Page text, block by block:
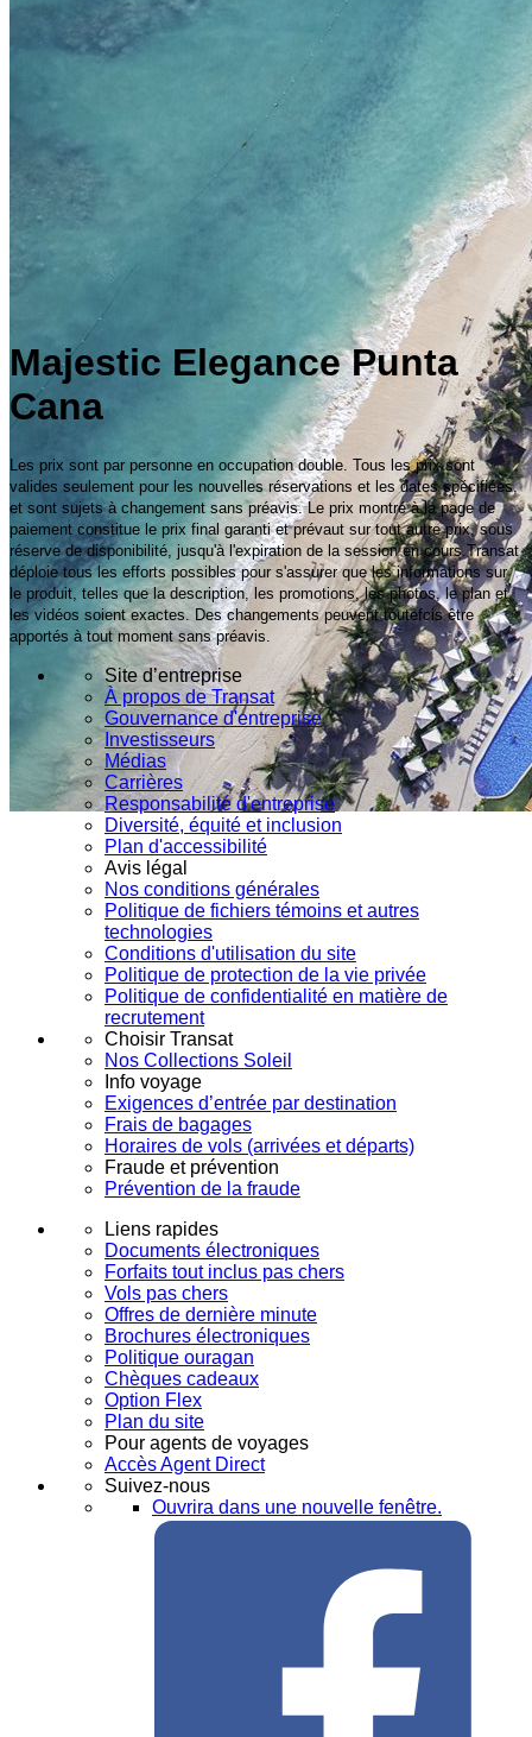
Majestic Elegance Punta
Cana
Les prix sont par personne en occupation double. Tous les prix sont
valides seulement pour les nouvelles réservations et les dates spécifiées,
et sont sujets à changement sans préavis. Le prix montré à la page de
paiement constitue le prix final garanti et prévaut sur tout autre prix, sous
réserve de disponibilité, jusqu'à l'expiration de la session en cours.Transat
déploie tous les efforts possibles pour s'assurer que les informations sur
le produit, telles que la description, les promotions, les photos, le plan et
les vidéos soient exactes. Des changements peuvent toutefois être
apportés à tout moment sans préavis.
Site d’entreprise
À propos de Transat
Gouvernance d'entreprise
Investisseurs
Médias
Carrières
Responsabilité d'entreprise
Diversité, équité et inclusion
Plan d'accessibilité
Avis légal
Nos conditions générales
Politique de fichiers témoins et autres
technologies
Conditions d'utilisation du site
Politique de protection de la vie privée
Politique de confidentialité en matière de
recrutement
Choisir Transat
Nos Collections Soleil
Info voyage
Exigences d’entrée par destination
Frais de bagages
Horaires de vols (arrivées et départs)
Fraude et prévention
Prévention de la fraude
Liens rapides
Documents électroniques
Forfaits tout inclus pas chers
Vols pas chers
Offres de dernière minute
Brochures électroniques
Politique ouragan
Chèques cadeaux
Option Flex
Plan du site
Pour agents de voyages
Accès Agent Direct
Suivez-nous
Ouvrira dans une nouvelle fenêtre.